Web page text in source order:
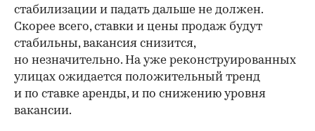
стабилизации и падать дальше не должен.
Скорее всего, ставки и цены продаж будут
стабильны, вакансия снизится,
но незначительно. На уже реконструированных
улицах ожидается положительный тренд
и по ставке аренды, и по снижению уровня
вакансии.